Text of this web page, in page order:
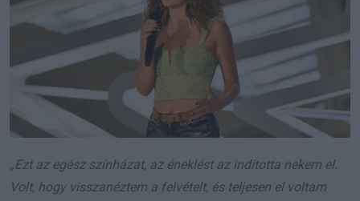
„Ezt az egész színházat, az éneklést az indította nekem el.
Volt, hogy visszanéztem a felvételt, és teljesen el voltam